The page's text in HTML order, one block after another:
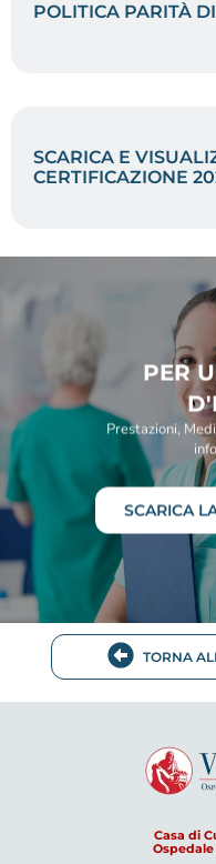
POLITICA PARITÀ
SCARICA E
CERTIFICAZIONE
PER
Prestazioni,
SCARICA
TORNA
Casa di